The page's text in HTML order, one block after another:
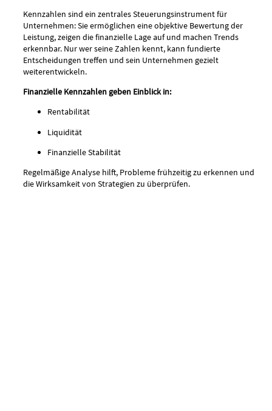
Kennzahlen sind ein zentrales Steuerungsinstrument für
Unternehmen: Sie ermöglichen eine objektive Bewertung der
Leistung, zeigen die finanzielle Lage auf und machen Trends
erkennbar. Nur wer seine Zahlen kennt, kann fundierte
Entscheidungen treffen und sein Unternehmen gezielt
weiterentwickeln.
Finanzielle Kennzahlen geben Einblick in:
Rentabilität
Liquidität
Finanzielle Stabilität
Regelmäßige Analyse hilft, Probleme frühzeitig zu erkennen und
die Wirksamkeit von Strategien zu überprüfen.